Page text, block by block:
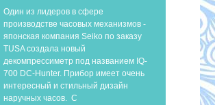
Один из лидеров в сфере
производстве часовых механизмов -
японская компания Seiko по заказу
TUSA создала новый
декомпрессиметр под названием IQ-
700 DC-Hunter. Прибор имеет очень
интересный и стильный дизайн
наручных часов. С